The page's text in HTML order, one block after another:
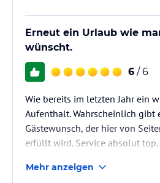
Erneut ein Urlaub wie
wünscht.
6 / 6
Wie bereits im letzten Jahr ein
Aufenthalt. Wahrscheinlich gibt
Gästewunsch, der hier von
erfüllt wird. Service absolut
Mehr anzeigen